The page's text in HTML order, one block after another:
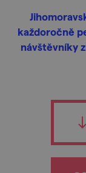
každoročně
návštěvníky